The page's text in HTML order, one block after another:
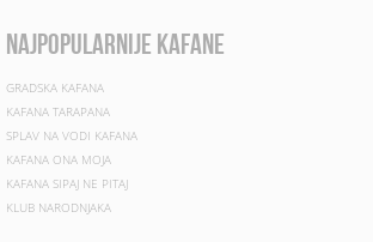
najpopularnije kafane
GRADSKA KAFANA
KAFANA TARAPANA
SPLAV NA VODI KAFANA
KAFANA ONA MOJA
KAFANA SIPAJ NE PITAJ
KLUB NARODNJAKA